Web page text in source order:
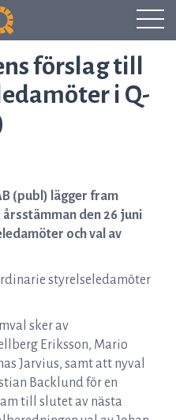
förslag till
i Q-
(publ) lägger fram
den 26 juni
och val av
styrelseledamöter
sker av
Eriksson, Mario
Jarvius, samt att nyval
Backlund för en
till slutet av nästa